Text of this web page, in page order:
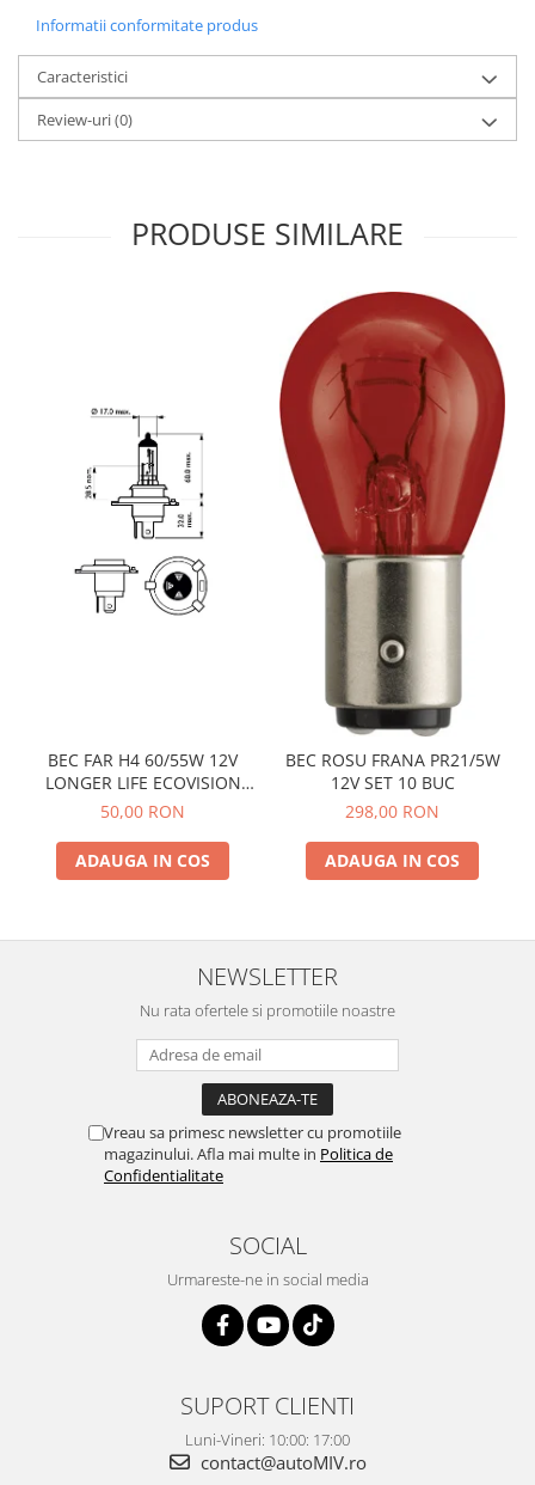
Informatii conformitate produs
Caracteristici
Review-uri(0)
PRODUSE SIMILARE
BEC FAR H4 60/55W 12V
LONGER LIFE ECOVISION
PHILIPS
50,00 RON
ADAUGA IN COS
BEC ROSU FRANA PR21/5W
12V SET 10 BUC
298,00 RON
ADAUGA IN COS
NEWSLETTER
Nu rata ofertele si promotiile noastre
Vreau sa primesc newsletter cu promotiile
magazinului. Afla mai multe in Politica de
Confidentialitate
SOCIAL
Urmareste-ne in social media
SUPORT CLIENTI
Luni-Vineri: 10:00: 17:00
contact@autoMIV.ro